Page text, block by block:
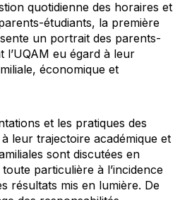
quotidienne des horaires et
étudiants, la première
un portrait des parents-
l’UQAM eu égard à leur
économique et
et les pratiques des
leur trajectoire académique et
sont discutées en
particulière à l’incidence
résultats mis en lumière. De